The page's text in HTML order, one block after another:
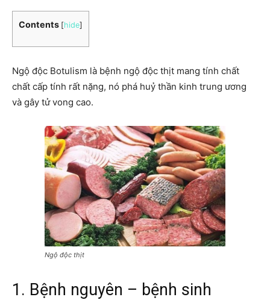
Contents [hide]
Ngộ độc Botulism là bệnh ngộ độc thịt mang tính chất
chất cấp tính rất nặng, nó phá huỷ thần kinh trung ương
và gây tử vong cao.
Ngộ độc thịt
1. Bệnh nguyên – bệnh sinh